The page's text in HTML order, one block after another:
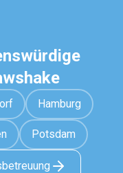
Hamburg
Potsdam